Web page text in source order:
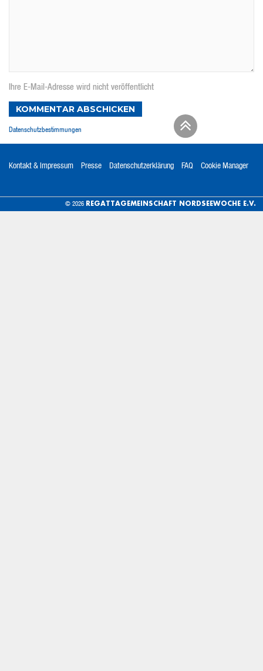
Ihre E-Mail-Adresse wird nicht veröffentlicht
KOMMENTAR ABSCHICKEN
Datenschutzbestimmungen
Kontakt & Impressum Presse Datenschutzerklärung FAQ Cookie Manager
© 2026 REGATTAGEMEINSCHAFT NORDSEEWOCHE E.V.